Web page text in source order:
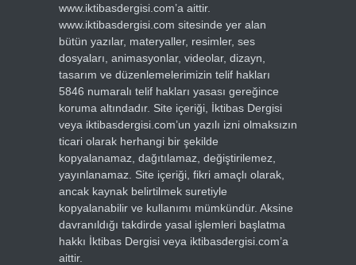
www.iktibasdergisi.com’a aittir.
www.iktibasdergisi.com sitesinde yer alan
bütün yazılar, materyaller, resimler, ses
dosyaları, animasyonlar, videolar, dizayn,
tasarım ve düzenlemelerimizin telif hakları
5846 numaralı telif hakları yasası gereğince
koruma altındadır. Site içeriği, İktibas Dergisi
veya iktibasdergisi.com’un yazılı izni olmaksızın
ticari olarak herhangi bir şekilde
kopyalanamaz, dağıtılamaz, değiştirilemez,
yayınlanamaz. Site içeriği, fikri amaçlı olarak,
ancak kaynak belirtilmek suretiyle
kopyalanabilir ve kullanımı mümkündür. Aksine
davranıldığı takdirde yasal işlemleri başlatma
hakkı İktibas Dergisi veya iktibasdergisi.com’a
aittir.